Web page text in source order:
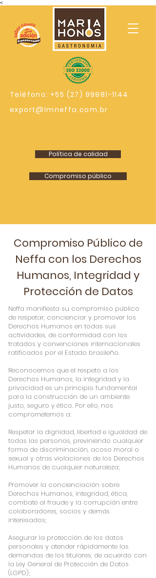
<
Teléfono: +55 (27) 99981-1144
export@lmneffa.com.br
Política de calidad
Compromiso público
Compromiso Público de
Neffa con los Derechos
Humanos, Integridad y
Protección de Datos
Neffa manifiesta su compromiso público
de respetar, concienciar y promover los
Derechos Humanos en todas sus
actividades, de conformidad con los
tratados y convenciones internacionales
ratificados por el Estado brasileño.
Reconocemos que el respeto a los
Derechos Humanos, la integridad y la
privacidad es un principio fundamental
para la construcción de un ambiente
justo, seguro y ético. Por ello, nos
comprometemos a:
Respetar la dignidad, libertad e igualdad de
todas las personas, previniendo cualquier
forma de discriminación, acoso moral o
sexual y otras violaciones de los Derechos
Humanos de cualquier naturaleza;
Promover la concienciación sobre
Derechos Humanos, integridad, ética,
combate al fraude y la corrupción entre
colaboradores, socios y demás
interesados;
Asegurar la protección de los datos
personales y atender rápidamente las
demandas de los titulares, de acuerdo con
la Ley General de Protección de Datos
(LGPD);